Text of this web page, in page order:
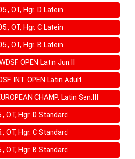
OT, Hgr. D Latein
OT, Hgr. C Latein
OT, Hgr. B Latein
OPEN Latin Jun.II
INT. OPEN Latin Adult
CHAMP. Latin Sen.III
OT, Hgr. D Standard
OT, Hgr. C Standard
OT, Hgr. B Standard